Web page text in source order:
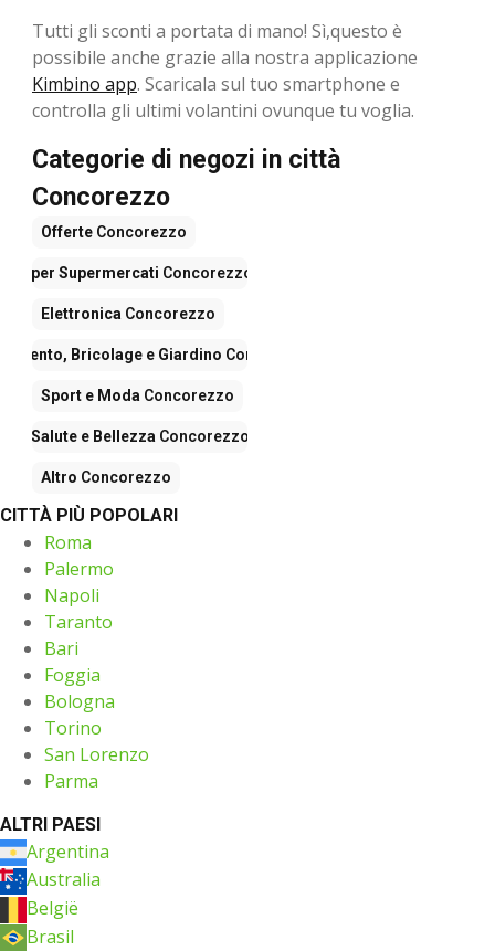
Tutti gli sconti a portata di mano! Sì,questo è
possibile anche grazie alla nostra applicazione
Kimbino app. Scaricala sul tuo smartphone e
controlla gli ultimi volantini ovunque tu voglia.
Categorie di negozi in città
Concorezzo
Offerte Concorezzo
Iper Supermercati Concorezzo
Elettronica Concorezzo
Bricolage e Giardino Concorezzo
Sport e Moda Concorezzo
Salute e Bellezza Concorezzo
Altro Concorezzo
CITTÀ PIÙ POPOLARI
Roma
Palermo
Napoli
Taranto
Bari
Foggia
Bologna
Torino
San Lorenzo
Parma
ALTRI PAESI
Argentina
Australia
België
Brasil